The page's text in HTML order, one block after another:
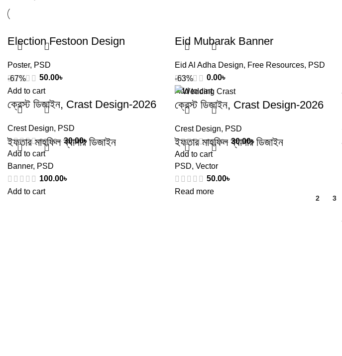
Election Festoon Design
Poster, PSD
50.00৳
Add to cart
Eid Mubarak Banner
Eid Al Adha Design, Free Resources, PSD
0.00৳
Add to cart
-67%
ক্রেস্ট ডিজাইন, Crast Design-2026
Crest Design, PSD
90.00৳ 30.00৳
Add to cart
-63%
ক্রেস্ট ডিজাইন, Crast Design-2026
Crest Design, PSD
80.00৳ 30.00৳
Add to cart
ইফতার মাহফিল ব্যানার ডিজাইন
Banner, PSD
100.00৳
Add to cart
ইফতার মাহফিল ব্যানার ডিজাইন
PSD, Vector
50.00৳
Read more
2 3